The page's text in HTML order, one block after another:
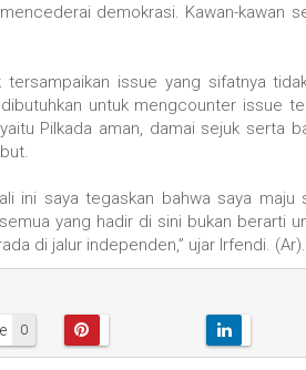
demokrasi. Kawan-kawan
issue yang sifatnya
untuk mengcounter issue
Pilkada aman, damai sejuk serta
ini saya tegaskan bahwa saya maju
yang hadir di sini bukan berarti
di jalur independen,” ujar Irfendi. (Ar).
0